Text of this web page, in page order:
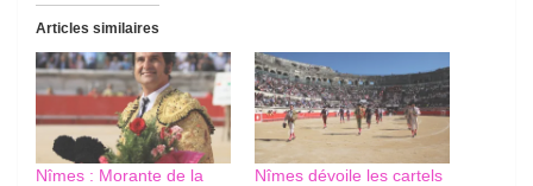
Articles similaires
Nîmes : Morante de la
Nîmes dévoile les cartels